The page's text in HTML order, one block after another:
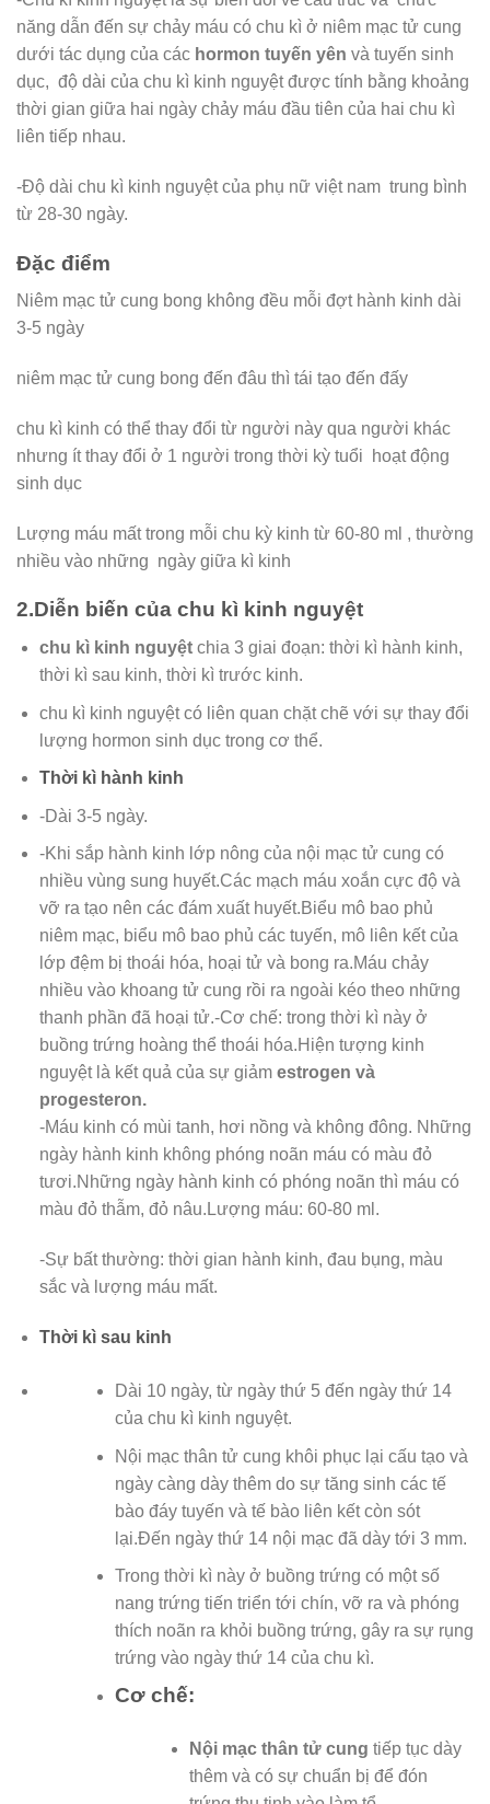
năng dẫn đến sự chảy máu có chu kì ở niêm mạc tử cung
dưới tác dụng của các hormon tuyến yên và tuyến sinh
dục, độ dài của chu kì kinh nguyệt được tính bằng khoảng
thời gian giữa hai ngày chảy máu đầu tiên của hai chu kì
liên tiếp nhau.
-Độ dài chu kì kinh nguyệt của phụ nữ việt nam trung bình
từ 28-30 ngày.
Đặc điểm
Niêm mạc tử cung bong không đều mỗi đợt hành kinh dài
3-5 ngày
niêm mạc tử cung bong đến đâu thì tái tạo đến đấy
chu kì kinh có thể thay đổi từ người này qua người khác
nhưng ít thay đổi ở 1 người trong thời kỳ tuổi hoạt động
sinh dục
Lượng máu mất trong mỗi chu kỳ kinh từ 60-80 ml , thường
nhiều vào những ngày giữa kì kinh
2.Diễn biến của chu kì kinh nguyệt
chu kì kinh nguyệtchia 3 giai đoạn: thời kì hành kinh,
thời kì sau kinh, thời kì trước kinh.
chu kì kinh nguyệt có liên quan chặt chẽ với sự thay đổi
lượng hormon sinh dục trong cơ thể.
Thời kì hành kinh
-Dài 3-5 ngày.
-Khi sắp hành kinh lớp nông của nội mạc tử cung có
nhiều vùng sung huyết.Các mạch máu xoắn cực độ và
vỡ ra tạo nên các đám xuất huyết.Biểu mô bao phủ
niêm mạc, biểu mô bao phủ các tuyến, mô liên kết của
lớp đệm bị thoái hóa, hoại tử và bong ra.Máu chảy
nhiều vào khoang tử cung rồi ra ngoài kéo theo những
thanh phần đã hoại tử.-Cơ chế: trong thời kì này ở
buồng trứng hoàng thể thoái hóa.Hiện tượng kinh
nguyệt là kết quả của sự giảm estrogen và
progesteron.
-Máu kinh có mùi tanh, hơi nồng và không đông. Những
ngày hành kinh không phóng noãn máu có màu đỏ
tươi.Những ngày hành kinh có phóng noãn thì máu có
màu đỏ thẫm, đỏ nâu.Lượng máu: 60-80 ml.
-Sự bất thường: thời gian hành kinh, đau bụng, màu
sắc và lượng máu mất.
Thời kì sau kinh
Dài 10 ngày, từ ngày thứ 5 đến ngày thứ 14
của chu kì kinh nguyệt.
Nội mạc thân tử cung khôi phục lại cấu tạo và
ngày càng dày thêm do sự tăng sinh các tế
bào đáy tuyến và tế bào liên kết còn sót
lại.Đến ngày thứ 14 nội mạc đã dày tới 3 mm.
Trong thời kì này ở buồng trứng có một số
nang trứng tiến triển tới chín, vỡ ra và phóng
thích noãn ra khỏi buồng trứng, gây ra sự rụng
trứng vào ngày thứ 14 của chu kì.
Cơ chế:
Nội mạc thân tử cung tiếp tục dày
thêm và có sự chuẩn bị để đón